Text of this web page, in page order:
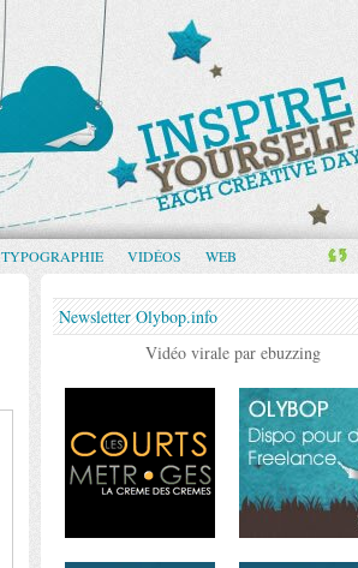
TYPOGRAPHIE VIDÉOS WEB
Newsletter Olybop.info
Vidéo virale par ebuzzing